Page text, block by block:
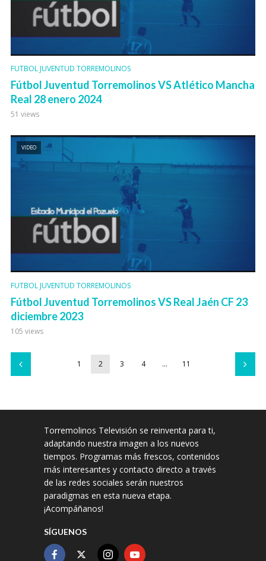
FUTBOL JUVENTUD TORREMOLINOS
Fútbol Juventud Torremolinos VS Atlético Mancha
Real 28 enero 2024
51 views
VIDEO
FUTBOL JUVENTUD TORREMOLINOS
Fútbol Juventud Torremolinos VS Real Jaén CF 23
diciembre 2023
105 views
1 2 3 4 … 11
Torremolinos Televisión se reinventa para ti,
adaptando nuestra imagen a los nuevos
tiempos. Programas más frescos, contenidos
más interesantes y contacto directo a través
de las redes sociales serán nuestros
paradigmas en esta nueva etapa.
¡Acompáñanos!
SÍGUENOS